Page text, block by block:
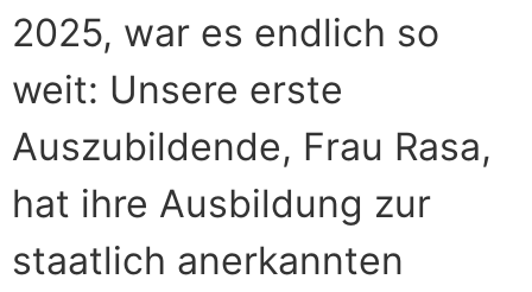
2025, war es endlich so
weit: Unsere erste
Auszubildende, Frau Rasa,
hat ihre Ausbildung zur
staatlich anerkannten